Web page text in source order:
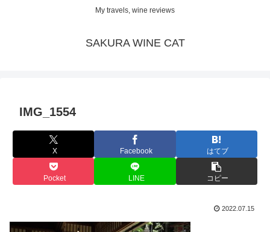
My travels, wine reviews
SAKURA WINE CAT
IMG_1554
X Facebook はてブ
Pocket LINE コピー
2022.07.15